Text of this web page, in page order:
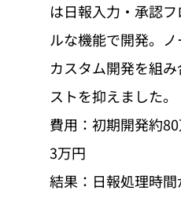
は日報入力・承認
ルな機能で開発。
カスタム開発を組
ストを抑えました。
費用：初期開発約
3万円
結果：日報処理時